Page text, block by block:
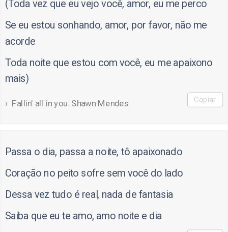
(Toda vez que eu vejo você, amor, eu me perco
Se eu estou sonhando, amor, por favor, não me
acorde
Toda noite que estou com você, eu me apaixono
mais)
Fallin' all in you. Shawn Mendes Copiar
Passa o dia, passa a noite, tô apaixonado
Coração no peito sofre sem você do lado
Dessa vez tudo é real, nada de fantasia
Saiba que eu te amo, amo noite e dia